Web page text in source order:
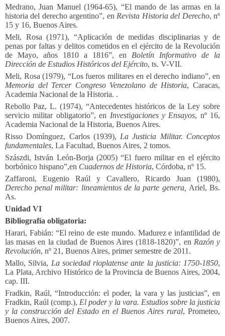
Medrano, Juan Manuel (1964-65), “El mando de las armas en la
historia del derecho argentino”, en Revista Historia del Derecho, nº
15 y 16, Buenos Aires.
Meli, Rosa (1971), “Aplicación de medidas disciplinarias y de
penas por faltas y delitos cometidos en el ejército de la Revolución
de Mayo, años 1810 a 1816”, en Boletín Informativo de la
Dirección de Estudios Históricos del Ejército, ts. V-VII.
Meli, Rosa (1979), “Los fueros militares en el derecho indiano”, en
Memoria del Tercer Congreso Venezolano de Historia, Caracas,
Academia Nacional de la Historia. .
Rebollo Paz, L. (1974), “Antecedentes históricos de la Ley sobre
servicio militar obligatorio”, en Investigaciones y Ensayos, nº 16,
Academia Nacional de la Historia, Buenos Aires.
Risso Domínguez, Carlos (1939), La Justicia Militar. Conceptos
fundamentales, La Facultad, Buenos Aires, 2 tomos.
Szászdi, István León-Borja (2005) “El fuero militar en el ejército
borbónico hispano”,en Cuadernos de Historia, Córdoba, nº 15.
Zaffaroni, Eugenio Raúl y Cavallero, Ricardo Juan (1980),
Derecho penal militar: lineamientos de la parte genera, Ariel, Bs.
As.
Unidad VI
Bibliografía obligatoria:
Harari, Fabián: “El reino de este mundo. Madurez e infantilidad de
las masas en la ciudad de Buenos Aires (1818-1820)”, en Razón y
Revolución, nº 21, Buenos Aires, primer semestre de 2011.
Mallo, Silvia, La sociedad rioplatense ante la justicia: 1750-1850,
La Plata, Archivo Histórico de la Provincia de Buenos Aires, 2004,
cap. III.
Fradkin, Raúl, “Introducción: el poder, la vara y las justicias”, en
Fradkin, Raúl (comp.), El poder y la vara. Estudios sobre la justicia
y la construcción del Estado en el Buenos Aires rural, Prometeo,
Buenos Aires, 2007.